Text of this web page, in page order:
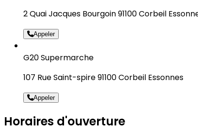
2 Quai Jacques Bourgoin 91100 Corbeil
Appeler
G20 Supermarche
107 Rue Saint-spire 91100 Corbeil Essonnes
Appeler
Horaires d'ouverture